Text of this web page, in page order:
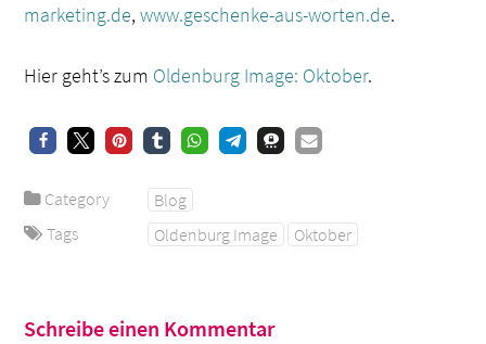
marketing.de,www.geschenke-aus-worten.de.
Hier geht’s zum Oldenburg Image: Oktober.
Category
Blog
Tags
Oldenburg Image Oktober
Schreibe einen Kommentar